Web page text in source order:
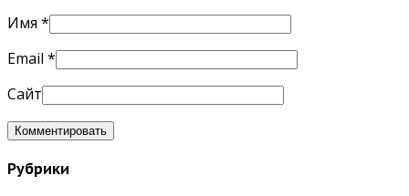
Имя *
Email *
Сайт
Рубрики